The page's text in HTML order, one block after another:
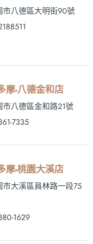
市八德區大明街90號
摩-八德金和店
市八德區金和路21號
7335
摩-桃園大溪店
市大溪區員林路一段75
1629